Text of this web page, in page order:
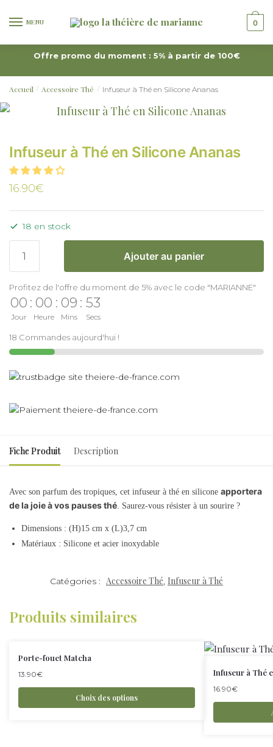
MENU 0
Offre promo du moment : 5% à partir de 100€
Accueil / Accessoire Thé / Infuseur à Thé en Silicone Ananas
Infuseur à Thé en Silicone Ananas
16.90€
18 en stock
Ajouter au panier
Profitez de l'offre du moment de 5% avec le code "MARIANNE"
00
Jour
: 00
Heure
: 09
Mins
: 53
Secs
18 Commandes aujourd'hui !
Fiche Produit Description
Avec son parfum des tropiques, cet infuseur à thé en silicone apportera
de la joie à vos pauses thé . Saurez-vous résister à un sourire ?
Dimensions : (H)15 cm x (L)3,7 cm
Matériaux : Silicone et acier inoxydable
Catégories : Accessoire Thé, Infuseur à Thé
Produits similaires
Porte-fouet Matcha
13.90€
Choix des options
Infuseur à Thé
16.90€